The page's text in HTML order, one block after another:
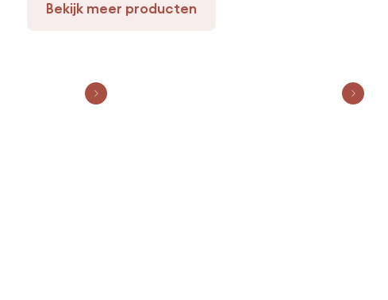
Bekijk meer producten